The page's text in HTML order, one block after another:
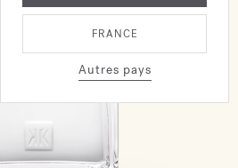
FRANCE
Autres pays